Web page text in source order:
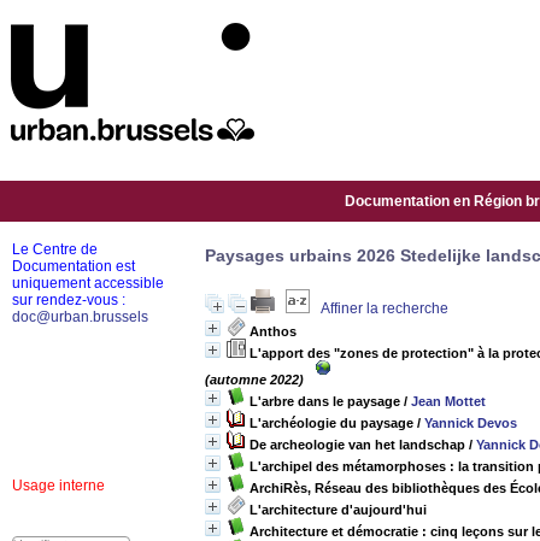
Documentation en Région
Paysages urbains 2026 Stedelijke
Affiner la recherche
Anthos
L'apport des "zones de protection" à la
(automne 2022)
L'arbre dans le paysage / Jean Mottet
L'archéologie du paysage / Yannick Devos
De archeologie van het landschap / Yannick
L'archipel des métamorphoses : la transition
ArchiRès, Réseau des bibliothèques des
L'architecture d'aujourd'hui
Architecture et démocratie : cinq leçons sur
Le Centre de
Documentation est
uniquement accessible
sur rendez-vous :
doc@urban.brussels
Usage interne